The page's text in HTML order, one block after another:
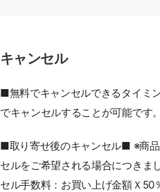
キャンセル
■無料でキャンセルできるタイミ
でキャンセルすることが可能です。
■取り寄せ後のキャンセル■ ※商
セルをご希望される場合につきま
セル手数料：お買い上げ金額Ｘ